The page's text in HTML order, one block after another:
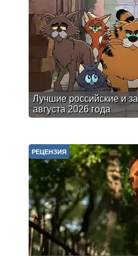
Лучшие российские и
августа 2026 года
РЕЦЕНЗИЯ